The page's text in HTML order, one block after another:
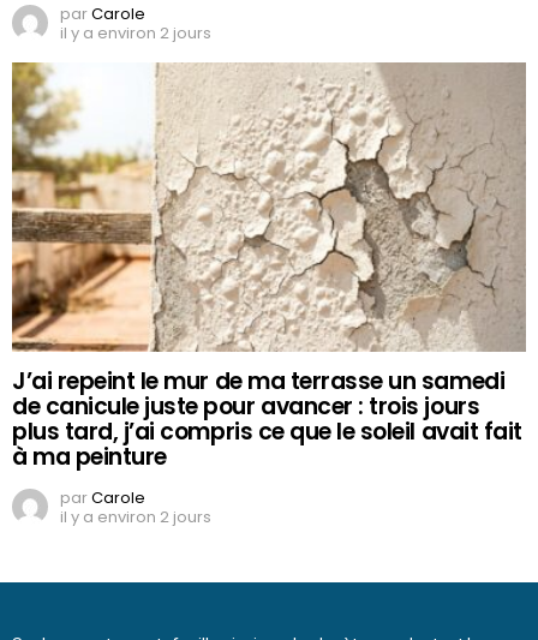
parCarole
il y a environ 2 jours
J’ai repeint le mur de ma terrasse un samedi
de canicule juste pour avancer : trois jours
plus tard, j’ai compris ce que le soleil avait fait
à ma peinture
parCarole
il y a environ 2 jours